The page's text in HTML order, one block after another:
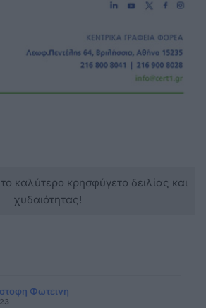
καλύτερο κρησφύγετο δειλίας και
χυδαιότητας!
Φωτεινη